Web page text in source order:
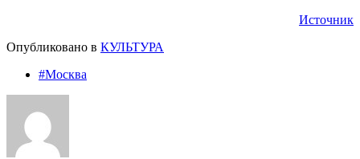
Источник
Опубликовано в КУЛЬТУРА
#Москва